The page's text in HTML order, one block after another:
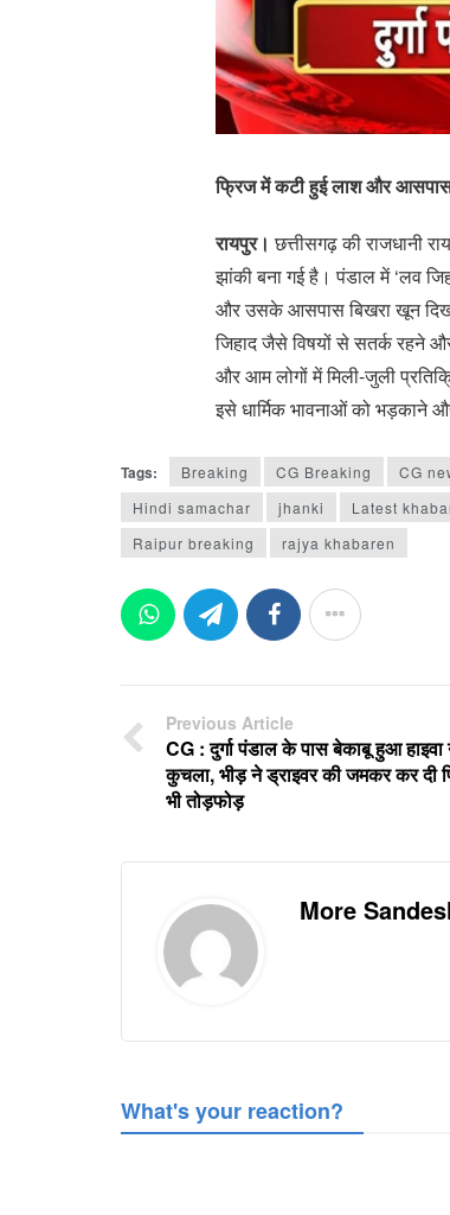
फ्रिज में कटी हुई लाश और आसपास
रायपुर। छत्तीसगढ़ की राजधानी
झांकी बना गई है। पंडाल में ‘लव
और उसके आसपास बिखरा खून
जिहाद जैसे विषयों से सतर्क रहने
और आम लोगों में मिली-जुली
इसे धार्मिक भावनाओं को भड़काने
Tags: Breaking CG Breaking CG
Hindi samachar
jhanki Latest
Raipur breaking
rajya khabaren
Previous Article
CG : दुर्गा पंडाल के पास बेकाबू हुआ
कुचला, भीड़ ने ड्राइवर की जमकर कर दी
भी तोड़फोड़
More
What's your reaction?